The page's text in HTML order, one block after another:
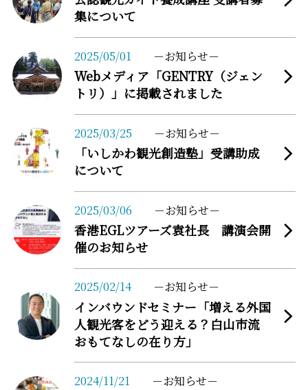
集について
Webメディア「GENTRY（ジェン
トリ）」に掲載されました
2025/05/01 お知らせ
more
「いしかわ観光創造塾」受講助成
について
2025/03/25 お知らせ
more
香港EGLツアーズ袁社長 講演会開
催のお知らせ
2025/03/06 お知らせ
more
インバウンドセミナー「増える外国
人観光客をどう迎える？白山市流
おもてなしの在り方」
2025/02/14 お知らせ
more
2024/11/21 お知らせ
more